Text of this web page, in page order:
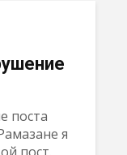
поста
я